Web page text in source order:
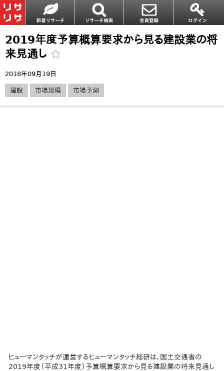
2019年度予算概算要求から見る建設業の将
来見通し
2018年09月19日
建設 市場規模 市場予測
ヒューマンタッチが運営するヒューマンタッチ総研は、国土交通省の
2019年度（平成31年度）予算概算要求から見る建設業の将来見通し